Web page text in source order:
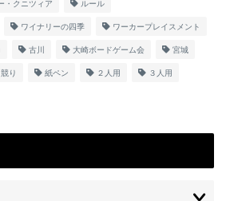
・クニツィア ルール
ワイナリーの四季 ワーカープレイスメント
古川 大崎ボードゲーム会 宮城
競り 紙ペン ２人用 ３人用